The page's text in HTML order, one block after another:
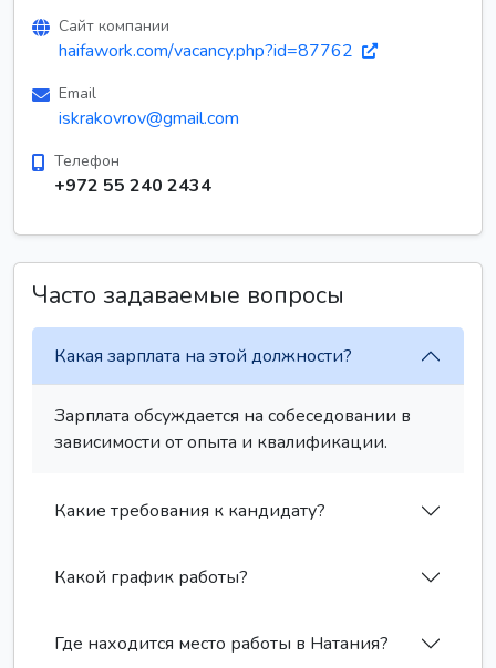
Сайт компании
haifawork.com/vacancy.php?id=87762
Email
iskrakovrov@gmail.com
Телефон
+972 55 240 2434
Часто задаваемые вопросы
Какая зарплата на этой должности?
Зарплата обсуждается на собеседовании в
зависимости от опыта и квалификации.
Какие требования к кандидату?
Какой график работы?
Где находится место работы в Натания?